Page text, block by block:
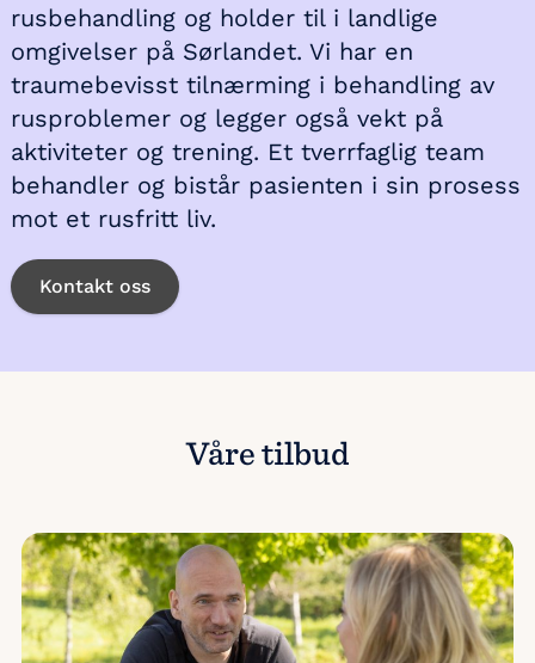
rusbehandling og holder til i landlige
omgivelser på Sørlandet. Vi har en
traumebevisst tilnærming i behandling av
rusproblemer og legger også vekt på
aktiviteter og trening. Et tverrfaglig team
behandler og bistår pasienten i sin prosess
mot et rusfritt liv.
Kontakt oss
Våre tilbud